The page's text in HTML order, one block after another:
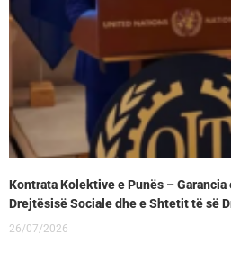
Kontrata Kolektive e Punës – Garancia
Drejtësisë Sociale dhe e Shtetit të së
26/07/2026